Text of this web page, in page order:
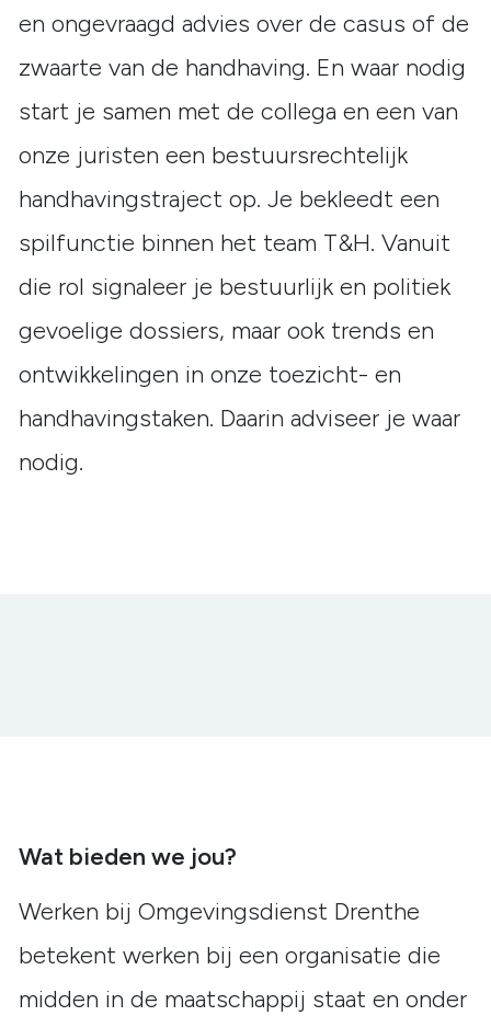
en ongevraagd advies over de casus of de
zwaarte van de handhaving. En waar nodig
start je samen met de collega en een van
onze juristen een bestuursrechtelijk
handhavingstraject op. Je bekleedt een
spilfunctie binnen het team T&H. Vanuit
die rol signaleer je bestuurlijk en politiek
gevoelige dossiers, maar ook trends en
ontwikkelingen in onze toezicht- en
handhavingstaken. Daarin adviseer je waar
nodig.
Wat bieden we jou?
Werken bij Omgevingsdienst Drenthe
betekent werken bij een organisatie die
midden in de maatschappij staat en onder